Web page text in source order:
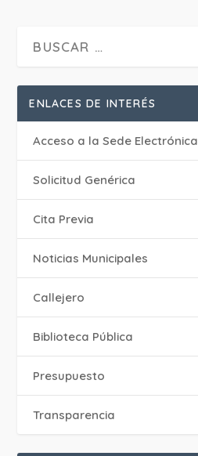
ENLACES DE INTERÉS
Acceso a la Sede Electrónica
Solicitud Genérica
Cita Previa
‎Noticias Municipales
Callejero
Biblioteca Pública
Presupuesto
Transparencia